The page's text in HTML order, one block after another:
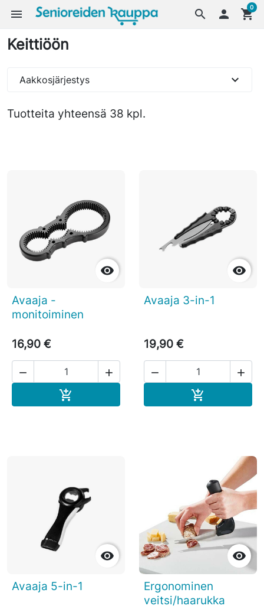
search
menu  shopping_cart
0
Keittiöön
Tuotteita yhteensä 38 kpl.
Aakkosjärjestys expand_more

Avaaja -
monitoiminen
16,90 €
 


Avaaja 3-in-1
19,90 €
 


Avaaja 5-in-1

Ergonominen
veitsi/haarukka